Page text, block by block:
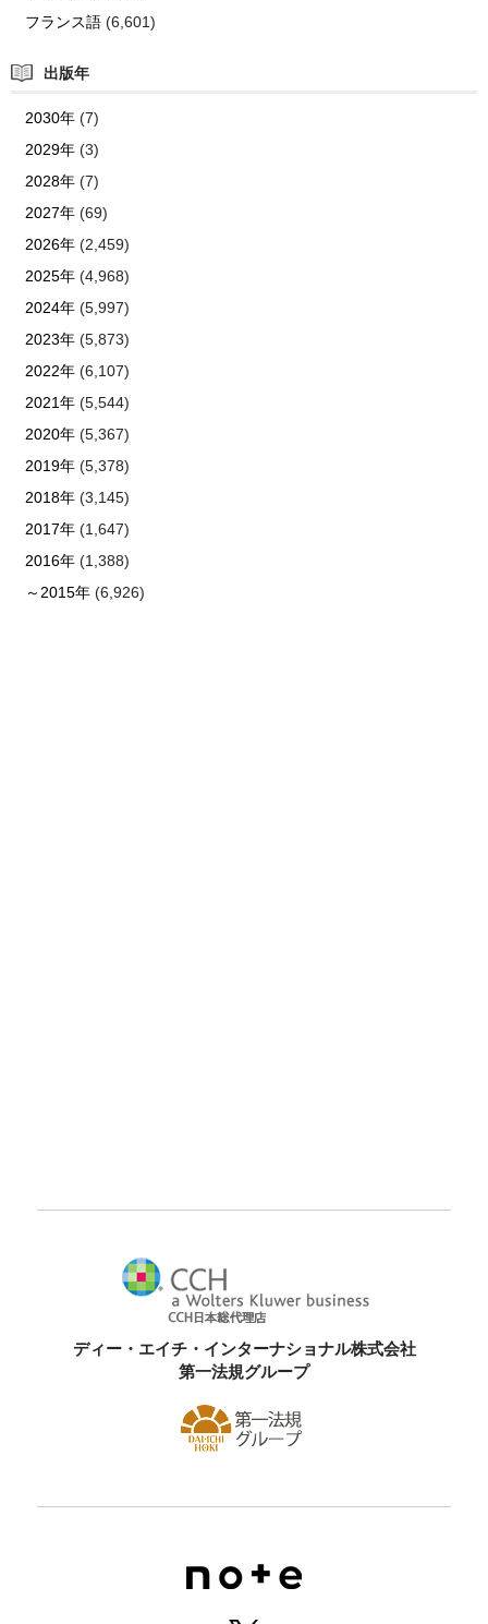
フランス語(6,601)
出版年
2030年(7)
2029年(3)
2028年(7)
2027年(69)
2026年(2,459)
2025年(4,968)
2024年(5,997)
2023年(5,873)
2022年(6,107)
2021年(5,544)
2020年(5,367)
2019年(5,378)
2018年(3,145)
2017年(1,647)
2016年(1,388)
～2015年(6,926)
ディー・エイチ・インターナショナル株式会社
第一法規グループ